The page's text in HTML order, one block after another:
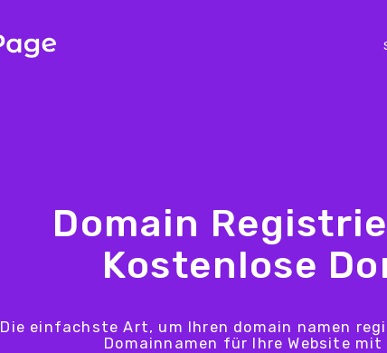
Domain
Kostenlose
Die einfachste Art, um Ihren domain namen
Domainnamen für Ihre Website mit